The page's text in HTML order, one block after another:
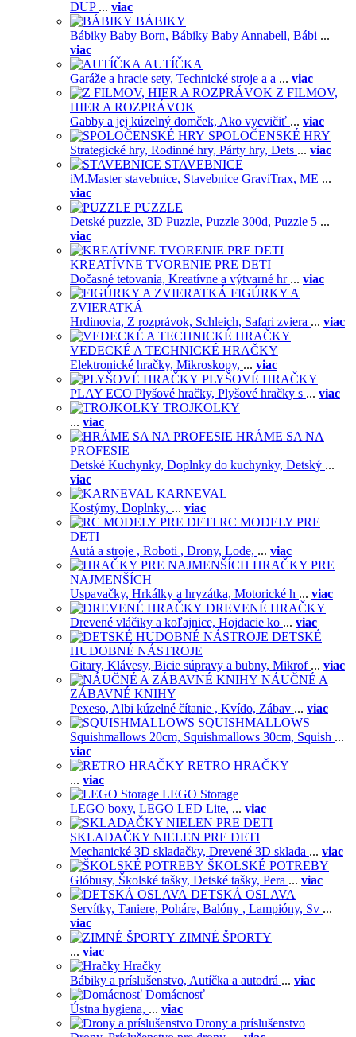
DUP ... viac
BÁBIKY
Bábiky Baby Born, Bábiky Baby Annabell, Bábi ...
viac
AUTÍČKA
Garáže a hracie sety, Technické stroje a a ... viac
Z FILMOV,
HIER A ROZPRÁVOK
Gabby a jej kúzelný domček, Ako vycvičiť ... viac
SPOLOČENSKÉ HRY
Strategické hry, Rodinné hry, Párty hry, Dets ... viac
STAVEBNICE
iM.Master stavebnice, Stavebnice GraviTrax, ME ...
viac
PUZZLE
Detské puzzle, 3D Puzzle, Puzzle 300d, Puzzle 5 ...
viac
KREATÍVNE TVORENIE PRE DETI
Dočasné tetovania, Kreatívne a výtvarné hr ... viac
FIGÚRKY A
ZVIERATKÁ
Hrdinovia, Z rozprávok, Schleich, Safari zviera ... viac
VEDECKÉ A TECHNICKÉ HRAČKY
Elektronické hračky, Mikroskopy, ... viac
PLYŠOVÉ HRAČKY
PLAY ECO Plyšové hračky, Plyšové hračky s ... viac
TROJKOLKY
... viac
HRÁME SA NA
PROFESIE
Detské Kuchynky, Doplnky do kuchynky, Detský ...
viac
KARNEVAL
Kostýmy, Doplnky, ... viac
RC MODELY PRE
DETI
Autá a stroje , Roboti , Drony, Lode, ... viac
HRAČKY PRE
NAJMENŠÍCH
Uspavačky, Hrkálky a hryzátka, Motorické h ... viac
DREVENÉ HRAČKY
Drevené vláčiky a koľajnice, Hojdacie ko ... viac
DETSKÉ
HUDOBNÉ NÁSTROJE
Gitary, Klávesy, Bicie súpravy a bubny, Mikrof ... viac
NÁUČNÉ A
ZÁBAVNÉ KNIHY
Pexeso, Albi kúzelné čítanie , Kvído, Zábav ... viac
SQUISHMALLOWS
Squishmallows 20cm, Squishmallows 30cm, Squish ...
viac
RETRO HRAČKY
... viac
LEGO Storage
LEGO boxy, LEGO LED Lite, ... viac
SKLADAČKY NIELEN PRE DETI
Mechanické 3D skladačky, Drevené 3D sklada ... viac
ŠKOLSKÉ POTREBY
Glóbusy, Školské tašky, Detské tašky, Pera ... viac
DETSKÁ OSLAVA
Servítky, Taniere, Poháre, Balóny , Lampióny, Sv ...
viac
ZIMNÉ ŠPORTY
... viac
Hračky
Bábiky a príslušenstvo, Autíčka a autodrá ... viac
Domácnosť
Ústna hygiena, ... viac
Drony a príslušenstvo